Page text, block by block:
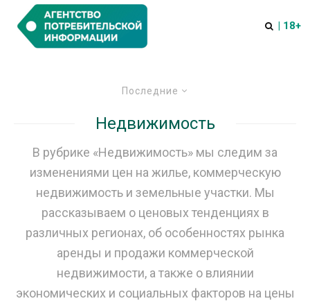
| 18+
Последние
Недвижимость
В рубрике «Недвижимость» мы следим за
изменениями цен на жилье, коммерческую
недвижимость и земельные участки. Мы
рассказываем о ценовых тенденциях в
различных регионах, об особенностях рынка
аренды и продажи коммерческой
недвижимости, а также о влиянии
экономических и социальных факторов на цены